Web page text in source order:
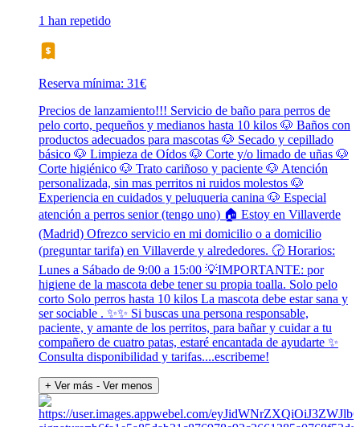
1 han repetido
Reserva mínima: 31€
Precios de lanzamiento!!! Servicio de baño para perros de
pelo corto, pequeños y medianos hasta 10 kilos 🐶 Baños con
productos adecuados para mascotas 🐶 Secado y cepillado
básico 🐶 Limpieza de Oídos 🐶 Corte y/o limado de uñas 🐶
Corte higiénico 🐶 Trato cariñoso y paciente 🐶 Atención
personalizada, sin mas perritos ni ruidos molestos 🐶
Experiencia en cuidados y peluqueria canina 🐶 Especial
atención a perros senior (tengo uno) 🏠 Estoy en Villaverde
(Madrid) Ofrezco servicio en mi domicilio o a domicilio
(preguntar tarifa) en Villaverde y alrededores. 🕝 Horarios:
Lunes a Sábado de 9:00 a 15:00 💡IMPORTANTE: por
higiene de la mascota debe tener su propia toalla. Solo pelo
corto Solo perros hasta 10 kilos La mascota debe estar sana y
ser sociable . ✨️✨️ Si buscas una persona responsable,
paciente, y amante de los perritos, para bañar y cuidar a tu
compañero de cuatro patas, estaré encantada de ayudarte ✨️
Consulta disponibilidad y tarifas....escribeme!
+ Ver más - Ver menos